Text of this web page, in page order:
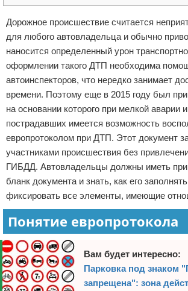
Нотариат в РФ
Земельное право
Право собственности
Исполнительное производство
Судопроизводство
Защита прав потребителей
Дорожное происшествие считается
для любого автовладельца и обычно
наносится определенный урон
оформлении такого ДТП необходима
автоинспекторов, что нередко занимает
времени. Поэтому еще в 2015 году был
на основании которого при мелкой аварии
пострадавших имеется возможность
европротоколом при ДТП. Этот документ
участниками происшествия без
ГИБДД. Автовладельцы должны иметь при
бланк документа и знать, как его
фиксировать все элементы, имеющие
Понятие европротокола
Вам будет интересно:
Парковка под знаком
запрещена": зона